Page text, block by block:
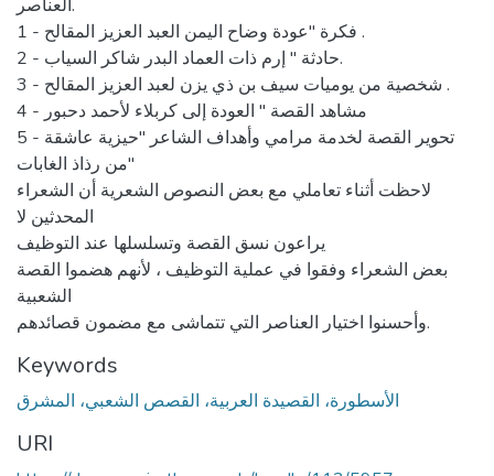
العناصر.
1 - فكرة "عودة وضاح اليمن العبد العزيز المقالح .
2 - حادثة " إرم ذات العماد البدر شاكر السياب.
3 - شخصية من يوميات سيف بن ذي يزن لعبد العزيز المقالح .
4 - مشاهد القصة " العودة إلى كربلاء لأحمد دحبور
5 - تحوير القصة لخدمة مرامي وأهداف الشاعر "حيزية عاشقة
من رذاذ الغابات"
لاحظت أثناء تعاملي مع بعض النصوص الشعرية أن الشعراء
المحدثين لا
يراعون نسق القصة وتسلسلها عند التوظيف
بعض الشعراء وفقوا في عملية التوظيف ، لأنهم هضموا القصة
الشعبية
وأحسنوا اختيار العناصر التي تتماشى مع مضمون قصائدهم.
Keywords
الأسطورة، القصيدة العربية، القصص الشعبي، المشرق
URI